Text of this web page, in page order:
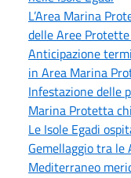
L’Area Marina
delle Aree
Anticipazione
in Area Marina
Infestazione delle
Marina Protetta
Le Isole Egadi
Gemellaggio tra
Mediterraneo